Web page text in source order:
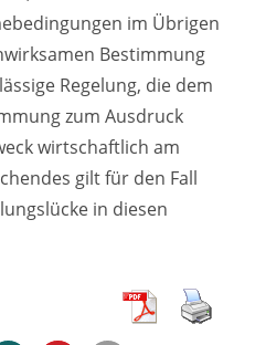
im Übrigen
Bestimmung
Regelung, die dem
zum Ausdruck
wirtschaftlich am
gilt für den Fall
in diesen